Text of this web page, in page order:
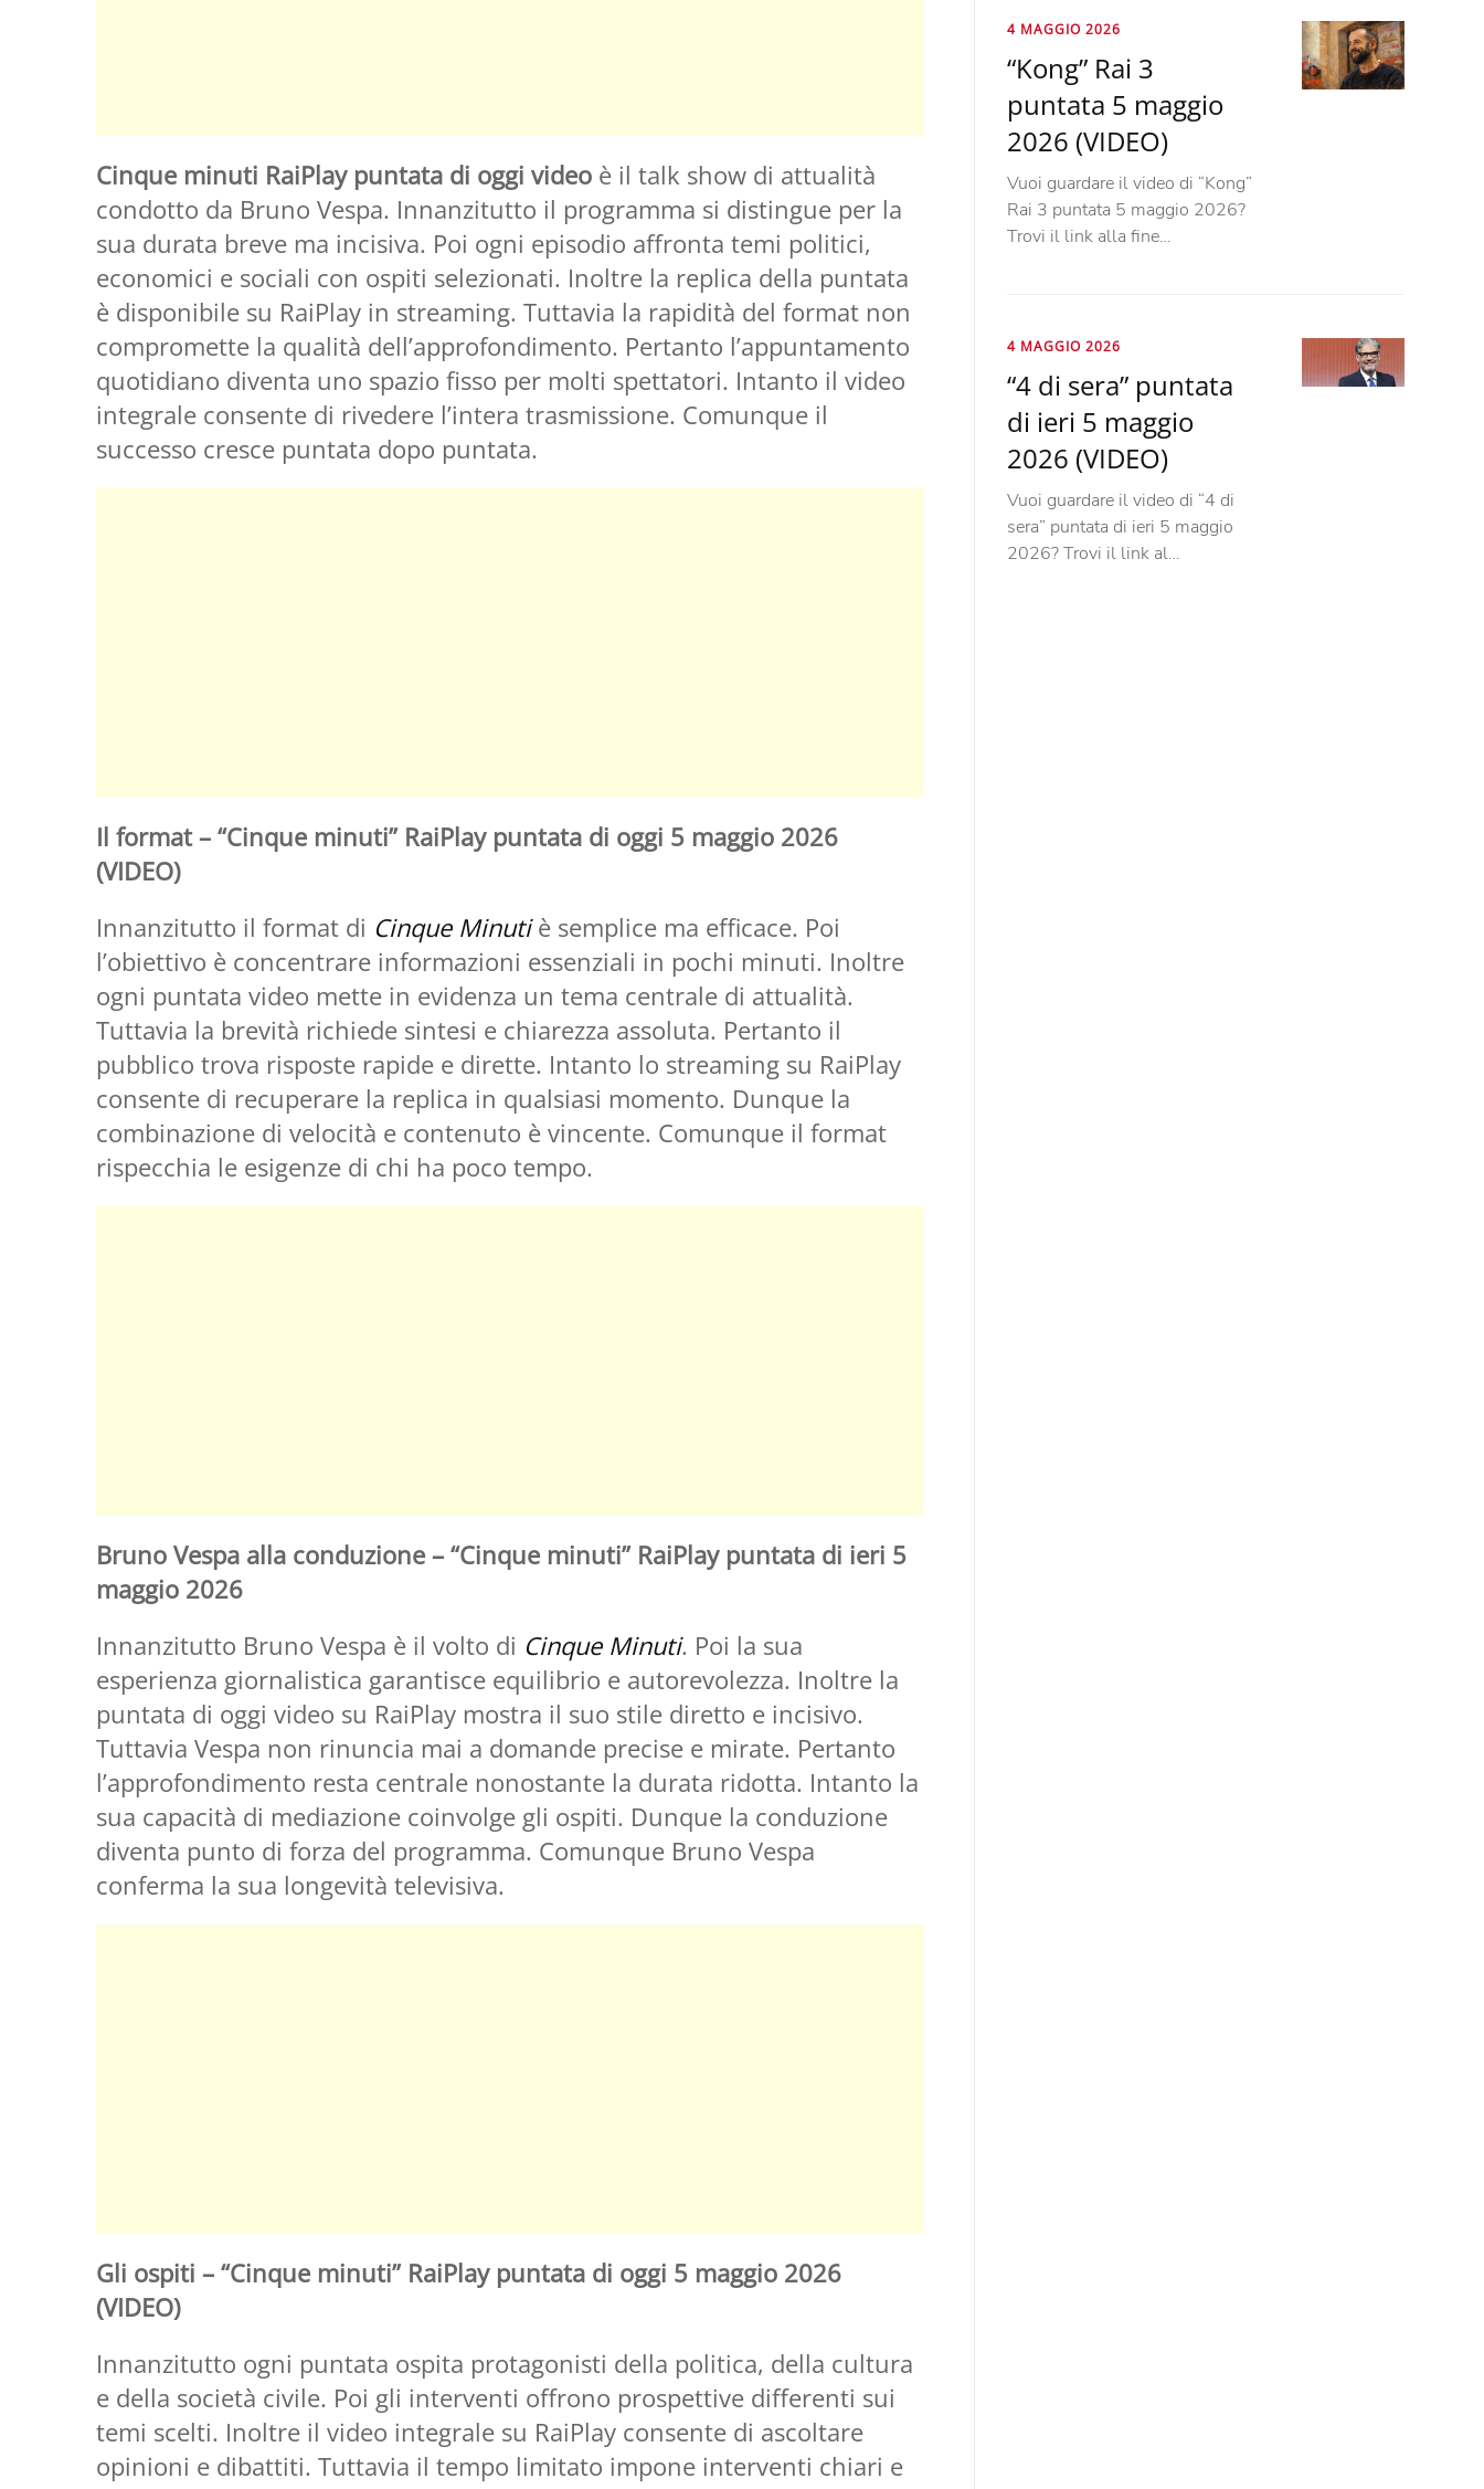
Cinque minuti RaiPlay puntata di oggi videoè il talk show di attualità
condotto da Bruno Vespa. Innanzitutto il programma si distingue per la
sua durata breve ma incisiva. Poi ogni episodio affronta temi politici,
economici e sociali con ospiti selezionati. Inoltre la replica della puntata
è disponibile su RaiPlay in streaming. Tuttavia la rapidità del format non
compromette la qualità dell’approfondimento. Pertanto l’appuntamento
quotidiano diventa uno spazio fisso per molti spettatori. Intanto il video
integrale consente di rivedere l’intera trasmissione. Comunque il
successo cresce puntata dopo puntata.
Il format – “Cinque minuti” RaiPlay puntata di oggi 5 maggio 2026
(VIDEO)
Innanzitutto il format di Cinque Minutiè semplice ma efficace. Poi
l’obiettivo è concentrare informazioni essenziali in pochi minuti. Inoltre
ogni puntata video mette in evidenza un tema centrale di attualità.
Tuttavia la brevità richiede sintesi e chiarezza assoluta. Pertanto il
pubblico trova risposte rapide e dirette. Intanto lo streaming su RaiPlay
consente di recuperare la replica in qualsiasi momento. Dunque la
combinazione di velocità e contenuto è vincente. Comunque il format
rispecchia le esigenze di chi ha poco tempo.
Bruno Vespa alla conduzione – “Cinque minuti” RaiPlay puntata di ieri 5
maggio 2026
Innanzitutto Bruno Vespa è il volto di Cinque Minuti. Poi la sua
esperienza giornalistica garantisce equilibrio e autorevolezza. Inoltre la
puntata di oggi video su RaiPlay mostra il suo stile diretto e incisivo.
Tuttavia Vespa non rinuncia mai a domande precise e mirate. Pertanto
l’approfondimento resta centrale nonostante la durata ridotta. Intanto la
sua capacità di mediazione coinvolge gli ospiti. Dunque la conduzione
diventa punto di forza del programma. Comunque Bruno Vespa
conferma la sua longevità televisiva.
Gli ospiti – “Cinque minuti” RaiPlay puntata di oggi 5 maggio 2026
(VIDEO)
Innanzitutto ogni puntata ospita protagonisti della politica, della cultura
e della società civile. Poi gli interventi offrono prospettive differenti sui
temi scelti. Inoltre il video integrale su RaiPlay consente di ascoltare
opinioni e dibattiti. Tuttavia il tempo limitato impone interventi chiari e
4 MAGGIO 2026
“Kong” Rai 3
puntata 5 maggio
2026 (VIDEO)
Vuoi guardare il video di “Kong”
Rai 3 puntata 5 maggio 2026?
Trovi il link alla fine…
4 MAGGIO 2026
“4 di sera” puntata
di ieri 5 maggio
2026 (VIDEO)
Vuoi guardare il video di “4 di
sera” puntata di ieri 5 maggio
2026? Trovi il link al…